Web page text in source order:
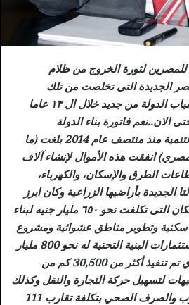
للمصرين لثورة الخروج من ظلام
الجديدة التى تخلصت من تلك
الجماعة ثم قامت بتجديد شباب الدولة من جديد خلال ال ١٣ عاما
عقب ٣٠ يوليو ٢٠١٣ حتى الان..نعم فاتورة بناء الدولة
بمشروعات البنيةالتحتية والتنمية منذ منتصف عام 2014 بلغت (ما
جنيه مصري) انفقت هذه الأموال لإنشاء آلاف
الطرق والإسكان، والكهرباء،
الجديدة بأراضيها الزراعية وكان ابرز
الانفاق في مشروعات الإسكان التى تكلفت نحو ٦٥٠ مليار جنيه لبناء
وتطوير مناطق عشوائية ومشروع
الدلتا الجديدة التى بلغت استثمارات البنية التحتية له نحو 800 مليار
جنيه وقطاع الطرق والكباري تم تنفيذ أكثر من 30,500 كم من
لتسهيل حركة التجارة والنقل وكذلك
مئات مشروعات مياه الشرب والصرف الصحي بتكلفة تقارب 111